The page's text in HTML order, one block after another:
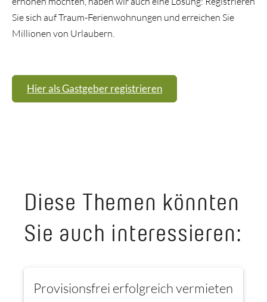
Sie sich auf Traum-Ferienwohnungen und erreichen Sie
Millionen von Urlaubern.
Hier als Gastgeber registrieren
Diese Themen könnten
Sie auch interessieren:
Provisionsfrei erfolgreich vermieten